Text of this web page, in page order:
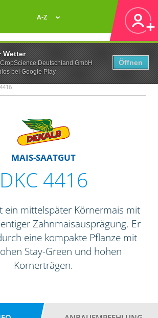
Wetter
Deutschland GmbH
bei Google Play
Öffnen
A-Z
MAIS-SAATGUT
DKC 4416
ein mittelspäter Körnermais mit
Zahnmaisausprägung. Er
eine kompakte Pflanze mit
Stay-Green und hohen
Kornerträgen.